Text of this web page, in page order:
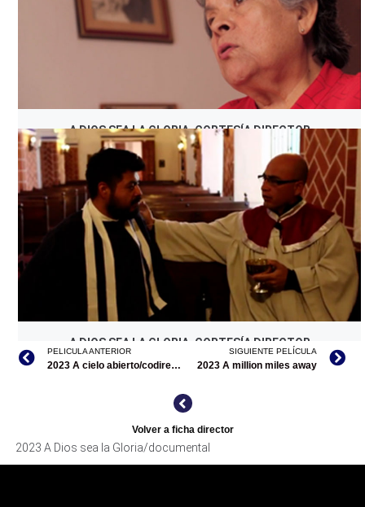
A DIOS SEA LA GLORIA, CORTESÍA DIRECTOR
A DIOS SEA LA GLORIA, CORTESÍA DIRECTOR
PELICULA ANTERIOR
2023 A cielo abierto/codirección
SIGUIENTE PELÍCULA
2023 A million miles away
Volver a ficha director
2023 A Dios sea la Gloria/documental